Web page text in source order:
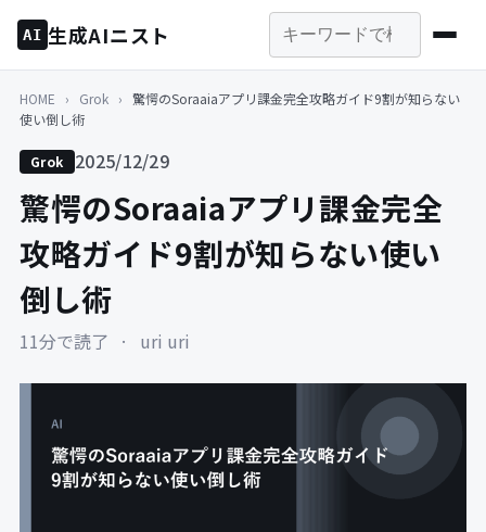
AI 生成AIニスト
HOME › Grok › 驚愕のSoraaiaアプリ課金完全攻略ガイド9割が知らない
使い倒し術
Grok 2025/12/29
驚愕のSoraaiaアプリ課金完全
攻略ガイド9割が知らない使い
倒し術
11分で読了 · uri uri